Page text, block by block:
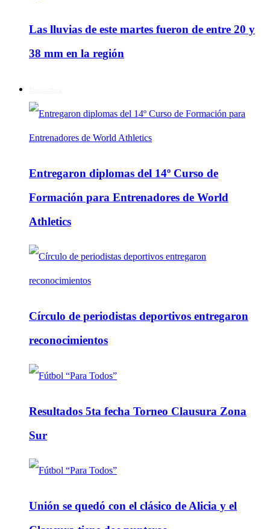
Las lluvias de este martes fueron de entre 20 y
38 mm en la región
Entregaron diplomas del 14º Curso de
Formación para Entrenadores de World
Athletics
Círculo de periodistas deportivos entregaron
reconocimientos
Resultados 5ta fecha Torneo Clausura Zona
Sur
Unión se quedó con el clásico de Alicia y el